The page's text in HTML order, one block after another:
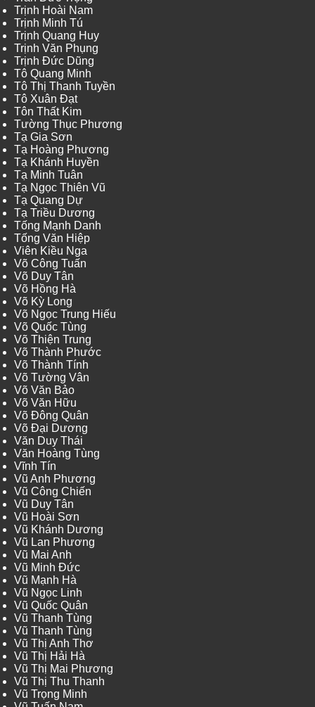
Trịnh Hoài Nam
Trịnh Minh Tú
Trịnh Quang Huy
Trịnh Văn Phụng
Trịnh Đức Dũng
Tô Quang Minh
Tô Thị Thanh Tuyền
Tô Xuân Đạt
Tôn Thất Kim
Tường Thục Phương
Tạ Gia Sơn
Tạ Hoàng Phương
Tạ Khánh Huyền
Tạ Minh Tuân
Tạ Ngọc Thiên Vũ
Tạ Quang Dự
Tạ Triều Dương
Tống Mạnh Danh
Tống Văn Hiệp
Viên Kiều Nga
Võ Công Tuấn
Võ Duy Tân
Võ Hồng Hà
Võ Kỳ Long
Võ Ngọc Trung Hiếu
Võ Quốc Tùng
Võ Thiện Trung
Võ Thành Phước
Võ Thành Tính
Võ Tường Vân
Võ Văn Bảo
Võ Văn Hữu
Võ Đông Quân
Võ Đại Dương
Văn Duy Thái
Văn Hoàng Tùng
Vĩnh Tín
Vũ Anh Phương
Vũ Công Chiến
Vũ Duy Tân
Vũ Hoài Sơn
Vũ Khánh Dương
Vũ Lan Phương
Vũ Mai Anh
Vũ Minh Đức
Vũ Mạnh Hà
Vũ Ngọc Linh
Vũ Quốc Quân
Vũ Thanh Tùng
Vũ Thanh Tùng
Vũ Thị Anh Thơ
Vũ Thị Hải Hà
Vũ Thị Mai Phương
Vũ Thị Thu Thanh
Vũ Trọng Minh